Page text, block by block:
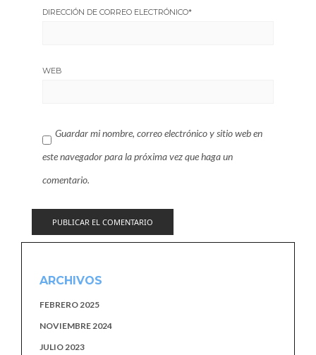
DIRECCIÓN DE CORREO ELECTRÓNICO*
WEB
Guardar mi nombre, correo electrónico y sitio web en
este navegador para la próxima vez que haga un
comentario.
ARCHIVOS
FEBRERO 2025
NOVIEMBRE 2024
JULIO 2023